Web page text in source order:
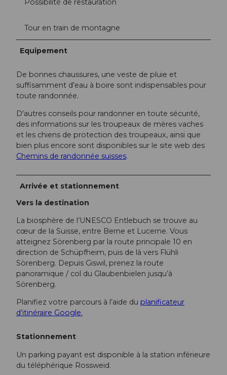
Tour en train de montagne
Equipement
De bonnes chaussures, une veste de pluie et
suffisamment d'eau à boire sont indispensables pour
toute randonnée.
D'autres conseils pour randonner en toute sécurité,
des informations sur les troupeaux de mères vaches
et les chiens de protection des troupeaux, ainsi que
bien plus encore sont disponibles sur le site web des
Chemins de randonnée suisses.
Arrivée et stationnement
Vers la destination
La biosphère de l’UNESCO Entlebuch se trouve au
cœur de la Suisse, entre Berne et Lucerne. Vous
atteignez Sörenberg par la route principale 10 en
direction de Schüpfheim, puis de là vers Flühli
Sörenberg. Depuis Giswil, prenez la route
panoramique / col du Glaubenbielen jusqu’à
Sörenberg.
Planifiez votre parcours à l’aide du planificateur
d’itinéraire Google.
Stationnement
Un parking payant est disponible à la station inférieure
du téléphérique Rossweid.